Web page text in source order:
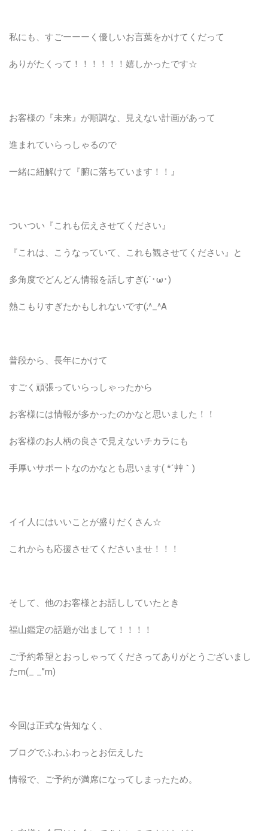
私にも、すごーーーく優しいお言葉をかけてくだって
ありがたくって！！！！！！嬉しかったです☆
お客様の『未来』が順調な、見えない計画があって
進まれていらっしゃるので
一緒に紐解けて『腑に落ちています！！』
ついつい『これも伝えさせてください』
『これは、こうなっていて、これも観させてください』と
多角度でどんどん情報を話しすぎ(;´･ω･)
熱こもりすぎたかもしれないです(;^_^A
普段から、長年にかけて
すごく頑張っていらっしゃったから
お客様には情報が多かったのかなと思いました！！
お客様のお人柄の良さで見えないチカラにも
手厚いサポートなのかなとも思います( *´艸｀)
イイ人にはいいことが盛りだくさん☆
これからも応援させてくださいませ！！！
そして、他のお客様とお話ししていたとき
福山鑑定の話題が出まして！！！！
ご予約希望とおっしゃってくださってありがとうございまし
たm(_ _”m)
今回は正式な告知なく、
ブログでふわふわっとお伝えした
情報で、ご予約が満席になってしまったため。